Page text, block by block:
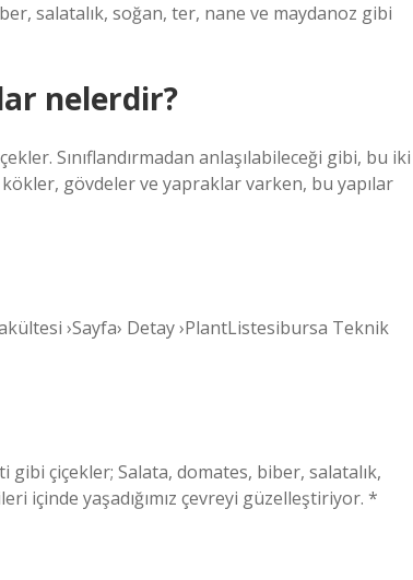
salatalık, soğan, ter, nane ve maydanoz gibi
nelerdir?
Sınıflandırmadan anlaşılabileceği gibi, bu iki
gövdeler ve yapraklar varken, bu yapılar
›Sayfa› Detay ›PlantListesibursa Teknik
çiçekler; Salata, domates, biber, salatalık,
içinde yaşadığımız çevreyi güzelleştiriyor. *